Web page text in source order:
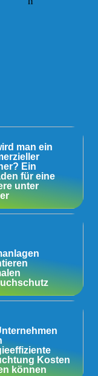
man ein
Ein
für eine
unter
Kosten
können